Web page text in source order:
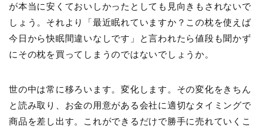
が本当に安くておいしかったとしても見向きもされないで
しょう。それより「最近眠れていますか？この枕を使えば
今日から快眠間違いなしです」と言われたら値段も聞かず
にその枕を買ってしまうのではないでしょうか。
世の中は常に移ろいます。変化します。その変化をきちん
と読み取り、お金の用意がある会社に適切なタイミングで
商品を差し出す。これができるだけで勝手に売れていくこ